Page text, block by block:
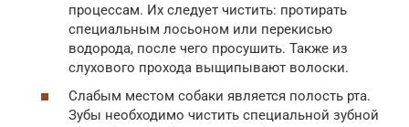
процессам. Их следует чистить: протирать
специальным лосьоном или перекисью
водорода, после чего просушить. Также из
слухового прохода выщипывают волоски.
Слабым местом собаки является полость рта.
Зубы необходимо чистить специальной зубной